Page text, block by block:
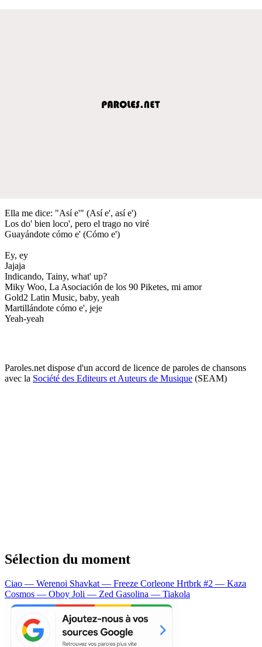
Ella me dice: "Así e'" (Así e', así e')
Los do' bien loco', pero el trago no viré
Guayándote cómo e' (Cómo e')
Ey, ey
Jajaja
Indicando, Tainy, what' up?
Miky Woo, La Asociación de los 90 Piketes, mi amor
Gold2 Latin Music, baby, yeah
Martillándote cómo e', jeje
Yeah-yeah
Paroles.net dispose d'un accord de licence de paroles de chansons
avec la Société des Editeurs et Auteurs de Musique (SEAM)
Sélection du moment
Ciao — Werenoi Shavkat — Freeze Corleone Hrtbrk #2 — Kaza
Cosmos — Oboy Joli — Zed Gasolina — Tiakola